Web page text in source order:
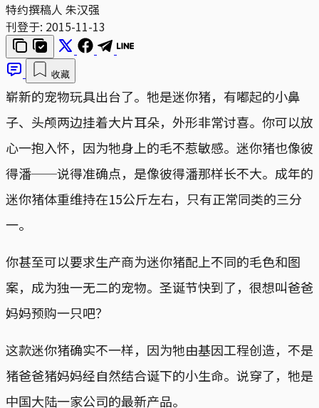
特约撰稿人 朱汉强
刊登于: 2015-11-13
收藏
崭新的宠物玩具出台了。牠是迷你猪，有嘟起的小鼻
子、头颅两边挂着大片耳朵，外形非常讨喜。你可以放
心一抱入怀，因为牠身上的毛不惹敏感。迷你猪也像彼
得潘──说得准确点，是像彼得潘那样长不大。成年的
迷你猪体重维持在15公斤左右，只有正常同类的三分
一。
你甚至可以要求生产商为迷你猪配上不同的毛色和图
案，成为独一无二的宠物。圣诞节快到了，很想叫爸爸
妈妈预购一只吧？
这款迷你猪确实不一样，因为牠由基因工程创造，不是
猪爸爸猪妈妈经自然结合诞下的小生命。说穿了，牠是
中国大陆一家公司的最新产品。